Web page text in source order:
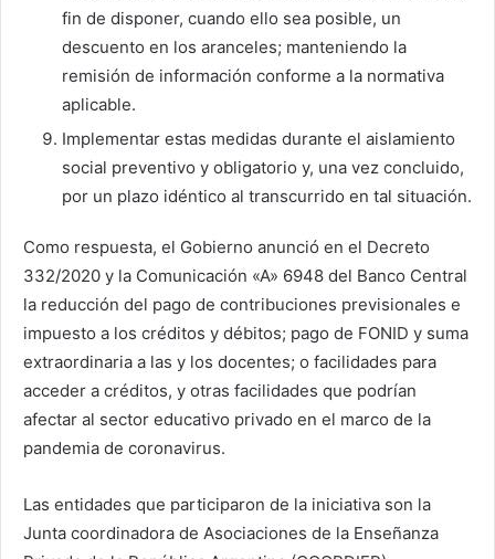
fin de disponer, cuando ello sea posible, un
descuento en los aranceles; manteniendo la
remisión de información conforme a la normativa
aplicable.
Implementar estas medidas durante el aislamiento
social preventivo y obligatorio y, una vez concluido,
por un plazo idéntico al transcurrido en tal situación.
Como respuesta, el Gobierno anunció en el Decreto
332/2020 y la Comunicación «A» 6948 del Banco Central
la reducción del pago de contribuciones previsionales e
impuesto a los créditos y débitos; pago de FONID y suma
extraordinaria a las y los docentes; o facilidades para
acceder a créditos, y otras facilidades que podrían
afectar al sector educativo privado en el marco de la
pandemia de coronavirus.
Las entidades que participaron de la iniciativa son la
Junta coordinadora de Asociaciones de la Enseñanza